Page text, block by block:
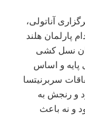
آناتولی،
پارلمان هلند
سال ۱۹۱۵ به عنوان نسل کشی
پایه و اساس
سربرنیتسا
و رنجش به
و نه باعث